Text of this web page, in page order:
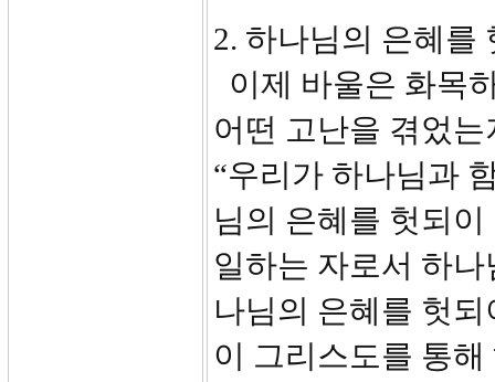
2. 하나님의 은혜를
이제 바울은 화목
어떤 고난을 겪었
“우리가 하나님과
님의 은혜를 헛되
일하는 자로서 하
나님의 은혜를 헛
이 그리스도를 통